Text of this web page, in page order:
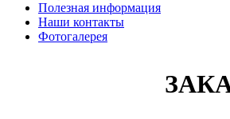
Полезная информация
Наши контакты
Фотогалерея